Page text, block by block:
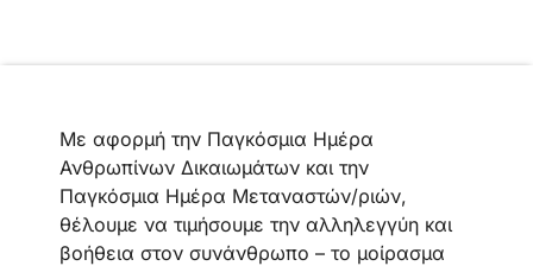
Με αφορμή την Παγκόσμια Ημέρα
Ανθρωπίνων Δικαιωμάτων και την
Παγκόσμια Ημέρα Μεταναστών/ριών,
θέλουμε να τιμήσουμε την αλληλεγγύη και
βοήθεια στον συνάνθρωπο – το μοίρασμα